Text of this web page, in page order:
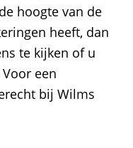
hoogte van de
heeft, dan
te kijken of u
een
bij Wilms